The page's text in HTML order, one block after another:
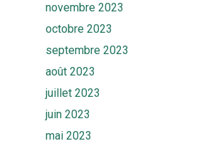
novembre 2023
octobre 2023
septembre 2023
août 2023
juillet 2023
juin 2023
mai 2023